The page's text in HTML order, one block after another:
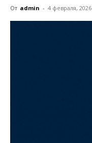
От admin - 4 февраля, 2026